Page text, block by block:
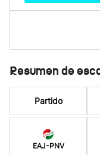
Resumen de
Partido
EAJ-PNV